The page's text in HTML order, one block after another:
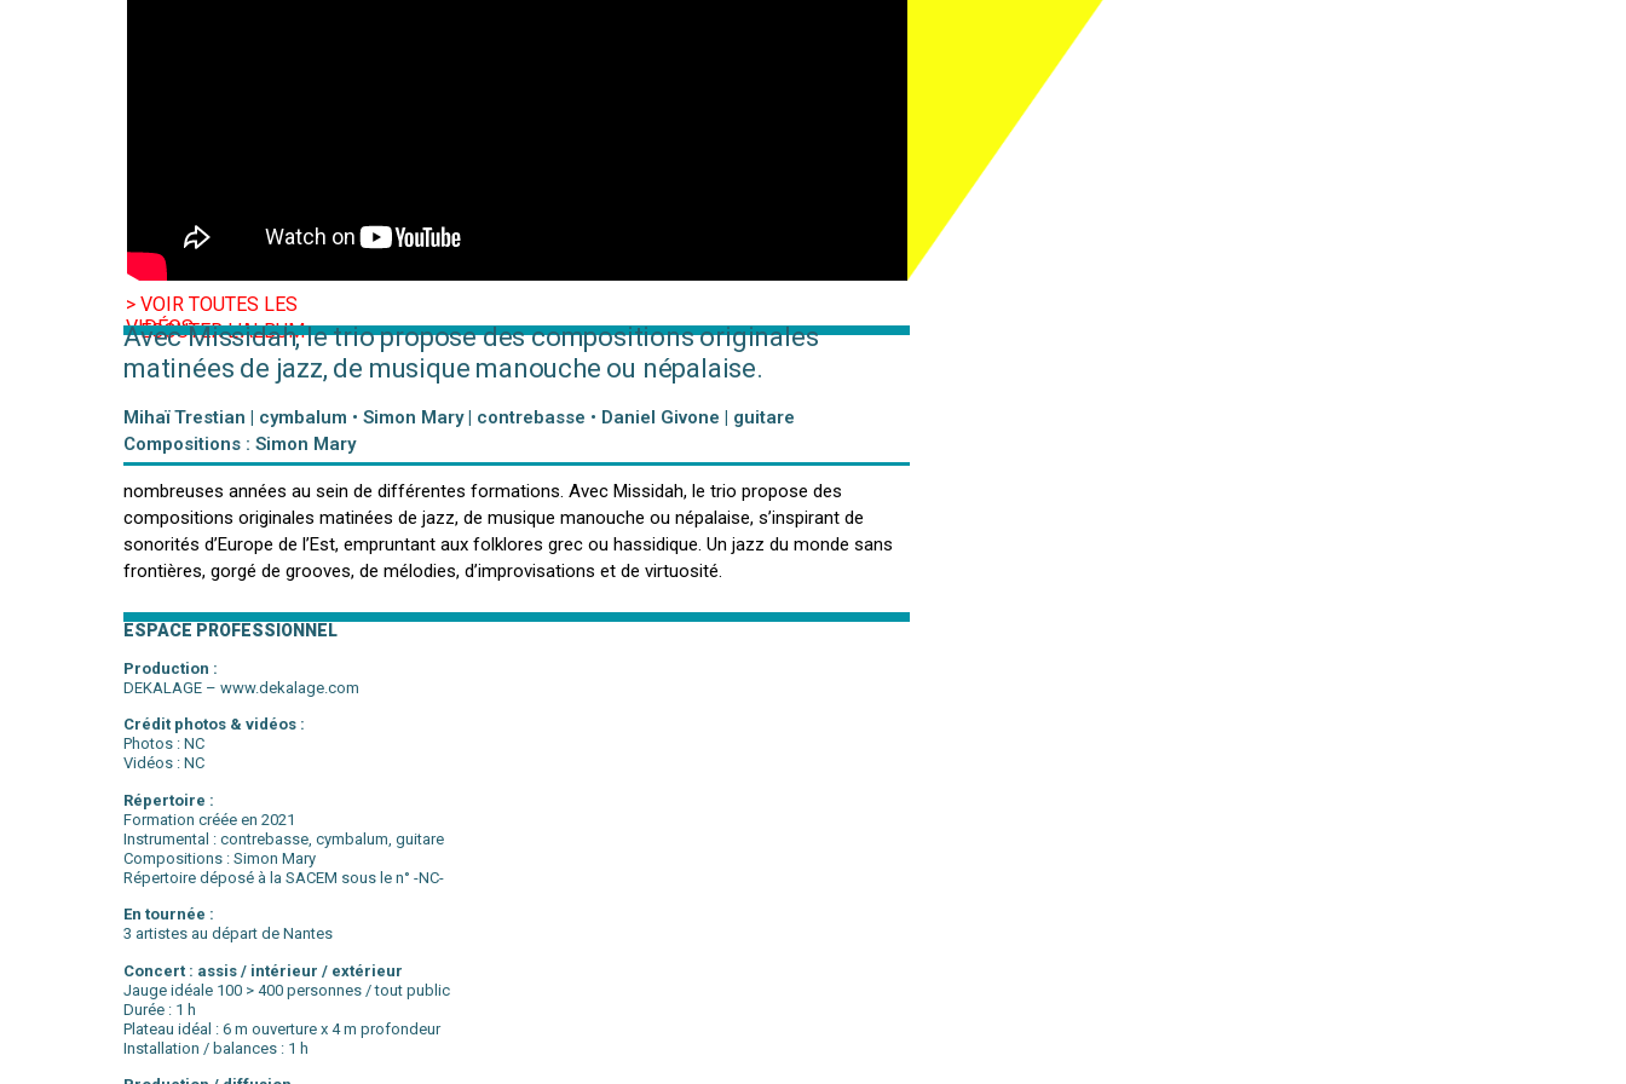
> VOIR TOUTES LES
VIDÉOS
> ÉCOUTER L’ALBUM
Avec Missidah, le trio propose des compositions originales
matinées de jazz, de musique manouche ou népalaise.
Mihaï Trestian | cymbalum • Simon Mary | contrebasse • Daniel Givone | guitare
Compositions : Simon Mary
Réunis par le contrebassiste Simon Mary, ces trois musiciens partagent la scène depuis de
nombreuses années au sein de différentes formations. Avec Missidah, le trio propose des
compositions originales matinées de jazz, de musique manouche ou népalaise, s’inspirant de
sonorités d’Europe de l’Est, empruntant aux folklores grec ou hassidique. Un jazz du monde sans
frontières, gorgé de grooves, de mélodies, d’improvisations et de virtuosité.
ESPACE PROFESSIONNEL
Production :
DEKALAGE – www.dekalage.com
Crédit photos & vidéos :
Photos : NC
Vidéos : NC
Répertoire :
Formation créée en 2021
Instrumental : contrebasse, cymbalum, guitare
Compositions : Simon Mary
Répertoire déposé à la SACEM sous le n° -NC-
En tournée :
3 artistes au départ de Nantes
Concert : assis / intérieur / extérieur
Jauge idéale 100 > 400 personnes / tout public
Durée : 1 h
Plateau idéal : 6 m ouverture x 4 m profondeur
Installation / balances : 1 h